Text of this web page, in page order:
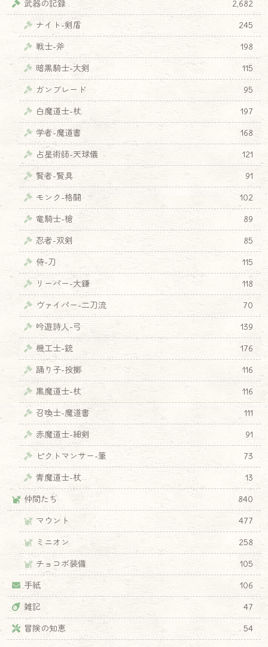
武器の記録
2,682
ナイト-剣盾
245
戦士-斧
198
暗黒騎士-大剣
115
ガンブレード
95
白魔道士-杖
197
学者-魔道書
168
占星術師-天球儀
121
賢者-賢具
91
モンク-格闘
102
竜騎士-槍
89
忍者-双剣
85
侍-刀
115
リーパー-大鎌
118
ヴァイパー-二刀流
70
吟遊詩人-弓
139
機工士-銃
176
踊り子-投擲
116
黒魔道士-杖
116
召喚士-魔道書
111
赤魔道士-細剣
91
ピクトマンサー-筆
73
青魔道士-杖
13
仲間たち
840
マウント
477
ミニオン
258
チョコボ装備
105
手紙
106
雑記
47
冒険の知恵
54